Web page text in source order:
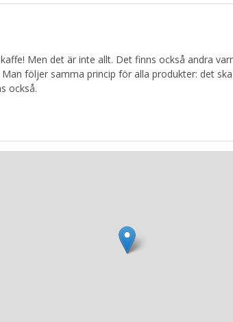
Men det är inte allt. Det finns också andra
följer samma princip för alla produkter: det
också.